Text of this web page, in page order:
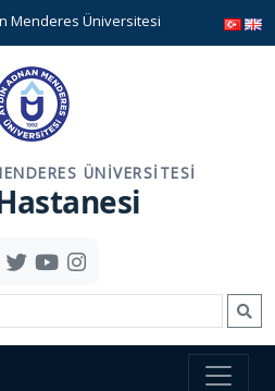
Menderes Üniversitesi
ÜNIVERSITESI